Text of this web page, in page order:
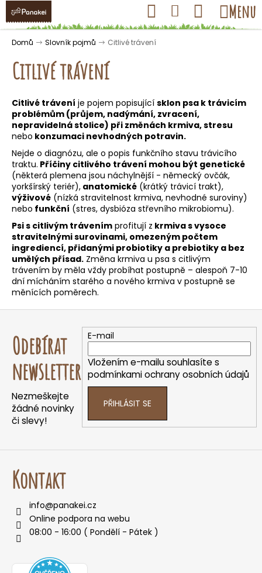
Přejít
obsah
Hledat Přihlášení
Nákupní
košík
Menu
Domů Slovník pojmů Citlivé trávení
Citlivé trávení
Citlivé trávení je pojem popisující sklon psa k trávicím
problémům (průjem, nadýmání, zvracení,
nepravidelná stolice) při změnách krmiva, stresu
nebo konzumaci nevhodných potravin.
Nejde o diagnózu, ale o popis funkčního stavu trávicího
traktu. Příčiny citlivého trávení mohou být genetické
(některá plemena jsou náchylnější - německý ovčák,
yorkšírský teriér), anatomické (krátký trávicí trakt),
výživové (nízká stravitelnost krmiva, nevhodné suroviny)
nebo funkční (stres, dysbióza střevního mikrobiomu).
Psi s citlivým trávením profitují z krmiva s vysoce
stravitelnými surovinami, omezeným počtem
ingrediencí, přidanými probiotiky a prebiotiky a bez
umělých přísad. Změna krmiva u psa s citlivým
trávením by měla vždy probíhat postupně – alespoň 7-10
dní mícháním starého a nového krmiva v postupně se
měnících poměrech.
K
o Zpět
Zpět
C
o
p
o
t
ř
e
b
u
j
e
t
e
n
j
í
t
?
o
p
o
u
Odebírat
newsletter
Nezmeškejte
žádné novinky
či slevy!
E-mail
Vložením e-mailu souhlasíte s
podmínkami ochrany osobních údajů
PŘIHLÁSIT SE
Kontakt
info@panakei.cz
Online podpora na webu
08:00 - 16:00 ( Pondělí - Pátek )